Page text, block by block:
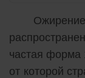
частая форма
от которой